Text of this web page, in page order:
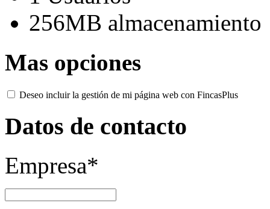
256MB almacenamiento
Mas opciones
Deseo incluir la gestión de mi página web con FincasPlus
Datos de contacto
Empresa*